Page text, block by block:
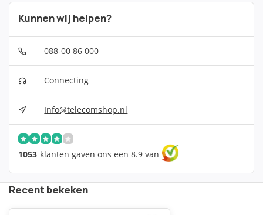
Kunnen wij helpen?
088-00 86 000
Connecting
Info@telecomshop.nl
1053 klanten gaven ons een 8.9 van
Recent bekeken